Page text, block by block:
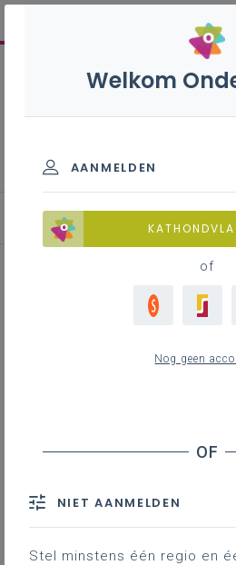
Contextuele
Inleiding
Voorbeeldprompts
Output CoPilot bij
Gegenereerde Output CoPilot
Welkom
AANMELDEN
of
Nog geen
NIET AANMELDEN
Stel minstens één regio en